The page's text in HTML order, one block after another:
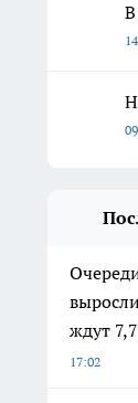
ждут
17:02